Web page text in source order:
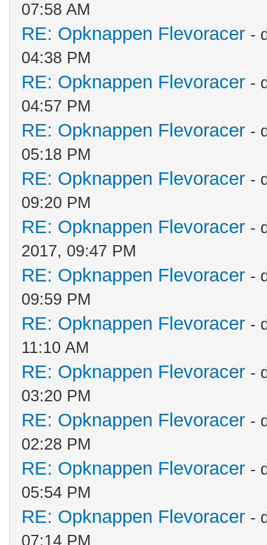
07:58 AM
RE: Opknappen Flevoracer -
04:38 PM
RE: Opknappen Flevoracer -
04:57 PM
RE: Opknappen Flevoracer -
05:18 PM
RE: Opknappen Flevoracer -
09:20 PM
RE: Opknappen Flevoracer -
2017, 09:47 PM
RE: Opknappen Flevoracer -
09:59 PM
RE: Opknappen Flevoracer -
11:10 AM
RE: Opknappen Flevoracer -
03:20 PM
RE: Opknappen Flevoracer -
02:28 PM
RE: Opknappen Flevoracer -
05:54 PM
RE: Opknappen Flevoracer -
07:14 PM